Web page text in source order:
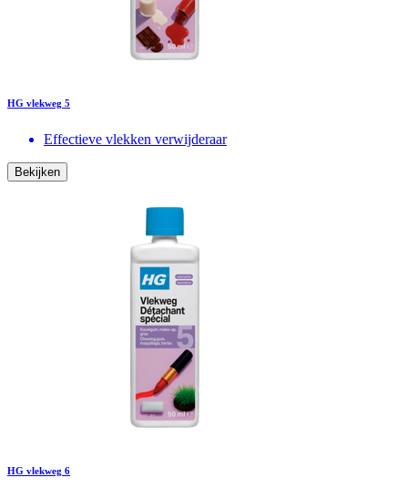
HG vlekweg 5
Effectieve vlekken verwijderaar
Bekijken
HG vlekweg 6